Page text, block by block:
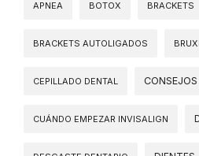
APNEA BOTOX BRACKETS
BRACKETS AUTOLIGADOS
CEPILLADO DENTAL
CUÁNDO EMPEZAR INVISALIGN